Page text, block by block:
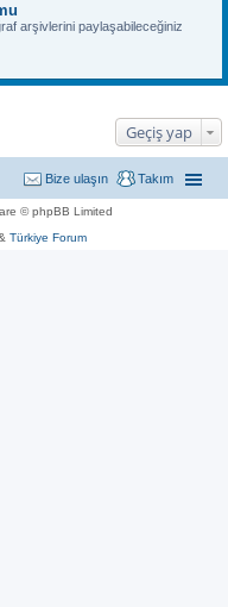
arşivlerini paylaşabileceğiniz
Geçiş yap
Takım
Bize ulaşın
© phpBB Limited
Türkiye Forum